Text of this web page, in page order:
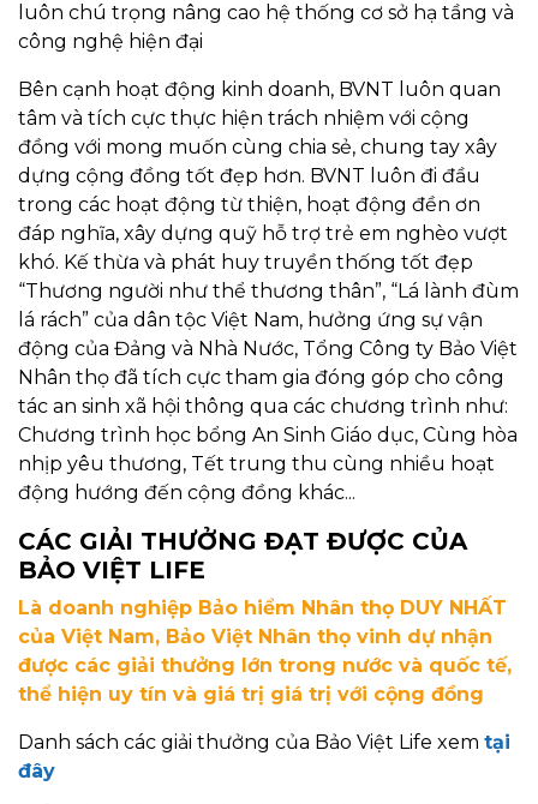
luôn chú trọng nâng cao hệ thống cơ sở hạ tầng và
công nghệ hiện đại
Bên cạnh hoạt động kinh doanh, BVNT luôn quan
tâm và tích cực thực hiện trách nhiệm với cộng
đồng với mong muốn cùng chia sẻ, chung tay xây
dựng cộng đồng tốt đẹp hơn. BVNT luôn đi đầu
trong các hoạt động từ thiện, hoạt động đền ơn
đáp nghĩa, xây dựng quỹ hỗ trợ trẻ em nghèo vượt
khó. Kế thừa và phát huy truyền thống tốt đẹp
“Thương người như thể thương thân”, “Lá lành đùm
lá rách” của dân tộc Việt Nam, hưởng ứng sự vận
động của Đảng và Nhà Nước, Tổng Công ty Bảo Việt
Nhân thọ đã tích cực tham gia đóng góp cho công
tác an sinh xã hội thông qua các chương trình như:
Chương trình học bổng An Sinh Giáo dục, Cùng hòa
nhịp yêu thương, Tết trung thu cùng nhiều hoạt
động hướng đến cộng đồng khác...
CÁC GIẢI THƯỞNG ĐẠT ĐƯỢC CỦA
BẢO VIỆT LIFE
Là doanh nghiệp Bảo hiểm Nhân thọ DUY NHẤT
của Việt Nam, Bảo Việt Nhân thọ vinh dự nhận
được các giải thưởng lớn trong nước và quốc tế,
thể hiện uy tín và giá trị giá trị với cộng đồng
Danh sách các giải thưởng của Bảo Việt Life xem tại
đây